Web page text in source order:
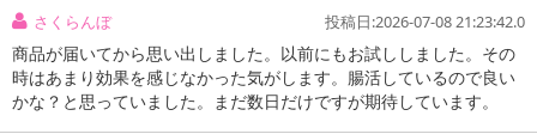
さくらんぼ 投稿日:2026-07-08 21:23:42.0
商品が届いてから思い出しました。以前にもお試ししました。その
時はあまり効果を感じなかった気がします。腸活しているので良い
かな？と思っていました。まだ数日だけですが期待しています。